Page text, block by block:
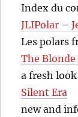
Index du
JLIPolar –
Les polars
The
a fresh
Silent Era
new and